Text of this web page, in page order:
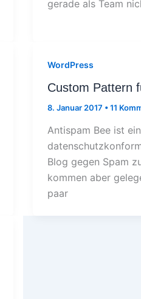
gerade als Team
WordPress
Custom Pattern
8. Januar 2017 •11
Antispam Bee ist
Blog gegen Spam
kommen aber
paar